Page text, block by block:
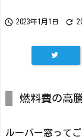
 2023年1月1日 
燃料費の高
ルーバー窓って